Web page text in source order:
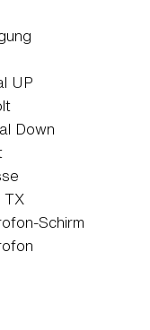
UP
Down
TX
Schirm